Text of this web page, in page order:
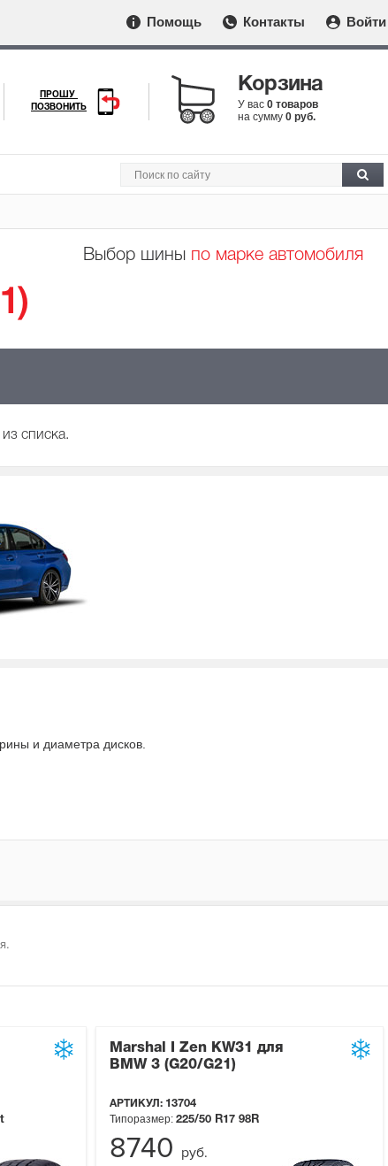
Помощь Контакты Войти
ПРОШУ
ПОЗВОНИТЬ
Корзина
У вас 0 товаров
на сумму 0 руб.
Выбор шины по марке автомобиля
списка.
и диаметра дисков.
Marshal I Zen KW31 для
BMW 3 (G20/G21)
АРТИКУЛ: 13704
Типоразмер: 225/50 R17 98R
8740 руб.